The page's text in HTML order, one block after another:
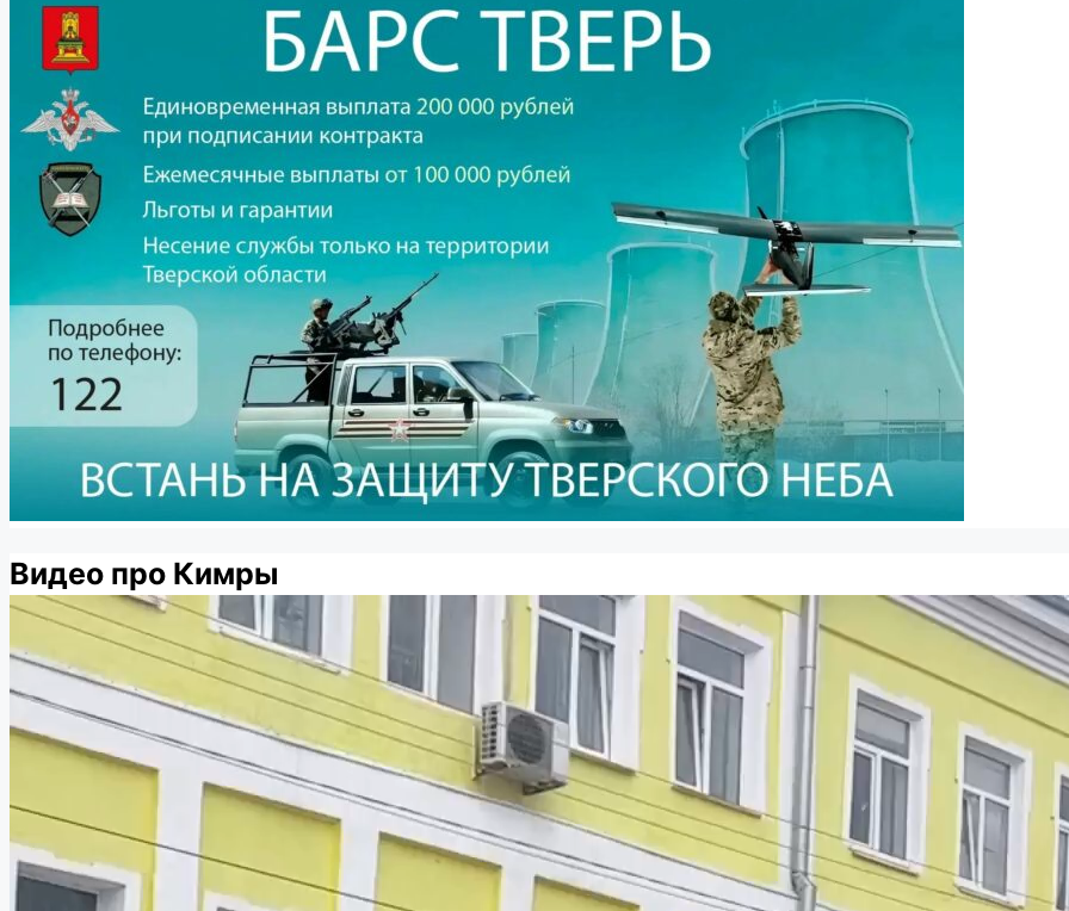
Видео про Кимры